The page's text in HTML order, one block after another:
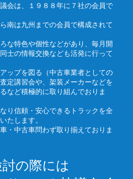
会は、１９８８年に７社の会員で
南は九州までの会員で構成されて
な特色や個性などがあり、毎月開
士の情報交換なども活発に行って
ップを図る（中古車業者としての
定講習会や、架装メーカーなどを
など積極的に取り組んでおりま
り信頼・安心できるトラックを全
たします。
・中古車問わず取り揃えておりま
の際には